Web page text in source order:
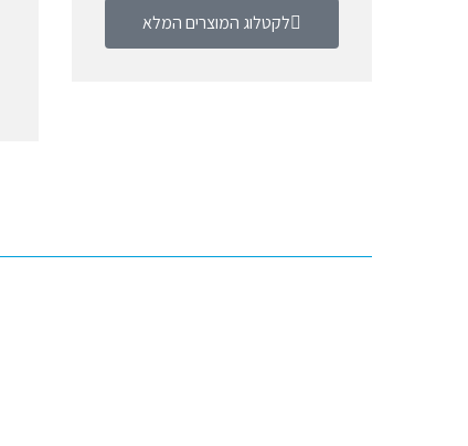
לקטלוג המוצרים המלא